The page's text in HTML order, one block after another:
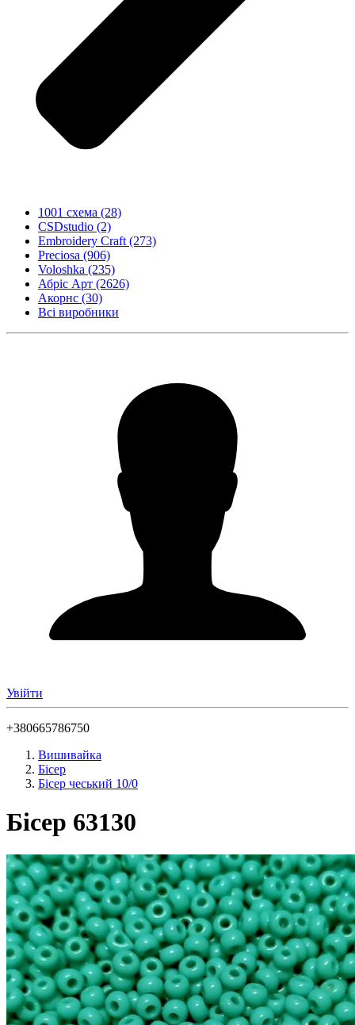
1001 схема (28)
CSDstudio (2)
Embroidery Craft (273)
Preciosa (906)
Voloshka (235)
Абріс Арт (2626)
Акорнс (30)
Всі виробники
Увійти
+380665786750
Вишивайка
Бісер
Бісер чеський 10/0
Бісер 63130